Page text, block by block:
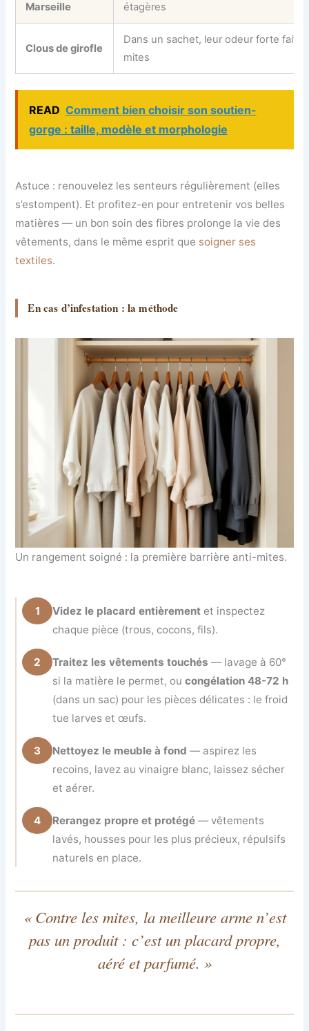
Marseille étagères
Clous de girofle
Dans un sachet, leur odeur forte fait
mites
READ Comment bien choisir son soutien-
gorge : taille, modèle et morphologie
Astuce : renouvelez les senteurs régulièrement (elles
s’estompent). Et profitez-en pour entretenir vos belles
matières — un bon soin des fibres prolonge la vie des
vêtements, dans le même esprit que soigner ses
textiles.
En cas d’infestation : la méthode
Un rangement soigné : la première barrière anti-mites.
1 Videz le placard entièrement et inspectez
chaque pièce (trous, cocons, fils).
2 Traitez les vêtements touchés — lavage à 60°
si la matière le permet, oucongélation 48-72 h
(dans un sac) pour les pièces délicates : le froid
tue larves et œufs.
3 Nettoyez le meuble à fond — aspirez les
recoins, lavez au vinaigre blanc, laissez sécher
et aérer.
4 Rerangez propre et protégé — vêtements
lavés, housses pour les plus précieux, répulsifs
naturels en place.
« Contre les mites, la meilleure arme n’est
pas un produit : c’est un placard propre,
aéré et parfumé. »